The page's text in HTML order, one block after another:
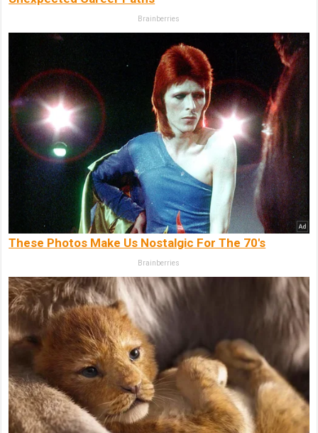
Brainberries
These Photos Make Us Nostalgic For The 70's
Brainberries